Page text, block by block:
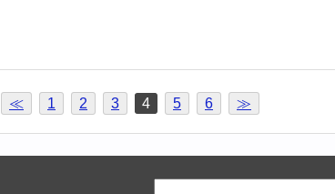
≪ 1 2 3 4 5 6 ≫